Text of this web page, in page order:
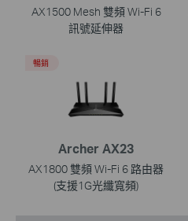
AX1500 Mesh 雙頻 Wi-Fi 6
訊號延伸器
Archer AX23
AX1800 雙頻 Wi-Fi 6 路由器
(支援1G光纖寬頻)
暢銷